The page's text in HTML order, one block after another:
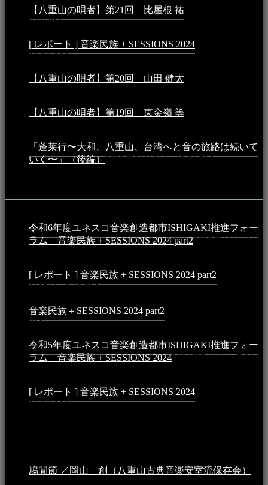
【八重山の唄者】第21回 比屋根 祐
8:59 PM
[ レポート ] 音楽民族 + SESSIONS 2024
10:16 AM
【八重山の唄者】第20回 山田 健太
3:54 PM
【八重山の唄者】第19回 東金嶺 等
9:52 PM
「蓬莱行〜大和、八重山、台湾へと音の旅路は続いて
いく〜」（後編）2023年3月18日 - 12:31 PM
令和6年度ユネスコ音楽創造都市ISHIGAKI推進フォー
ラム 音楽民族＋SESSIONS 2024 part22025年1月1日 -
10:50 PM
[ レポート ] 音楽民族 + SESSIONS 2024 part2
月25日 - 9:13 PM
音楽民族＋SESSIONS 2024 part2
PM
令和5年度ユネスコ音楽創造都市ISHIGAKI推進フォー
ラム 音楽民族＋SESSIONS 20242024年5月4日 - 7:21
AM
[ レポート ] 音楽民族 + SESSIONS 2024
10:16 AM
鳩間節 ／岡山 創（八重山古典音楽安室流保存会）
2026年4月6日 - 1:13 AM